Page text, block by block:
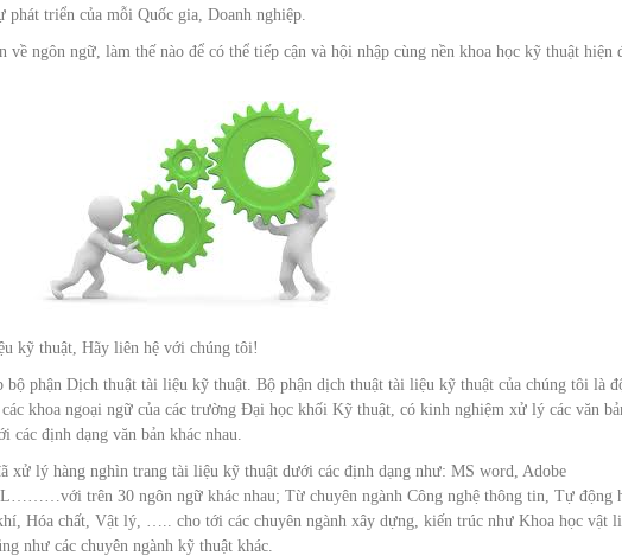
triển của mỗi Quốc gia, Doanh nghiệp.
về ngôn ngữ, làm thế nào để có thể tiếp cận và hội nhập cùng nền khoa học kỹ thuật hiện
kỹ thuật, Hãy liên hệ với chúng tôi!
bộ phận Dịch thuật tài liệu kỹ thuật. Bộ phận dịch thuật tài liệu kỹ thuật của chúng tôi là
khoa ngoại ngữ của các trường Đại học khối Kỹ thuật, có kinh nghiệm xử lý các văn
các định dạng văn bản khác nhau.
xử lý hàng nghìn trang tài liệu kỹ thuật dưới các định dạng như: MS word, Adobe
trên 30 ngôn ngữ khác nhau; Từ chuyên ngành Công nghệ thông tin, Tự động
Hóa chất, Vật lý, ….. cho tới các chuyên ngành xây dựng, kiến trúc như Khoa học vật
như các chuyên ngành kỹ thuật khác.